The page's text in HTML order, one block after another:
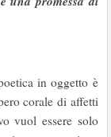
in oggetto è
corale di affetti
vuol essere solo